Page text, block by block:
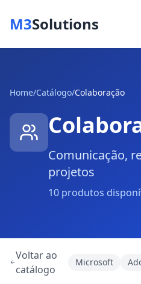
M3Solutions
Home/Catálogo/Colaboração
Comunicação,
projetos
10 produtos
Voltar ao
catálogo
Microsoft